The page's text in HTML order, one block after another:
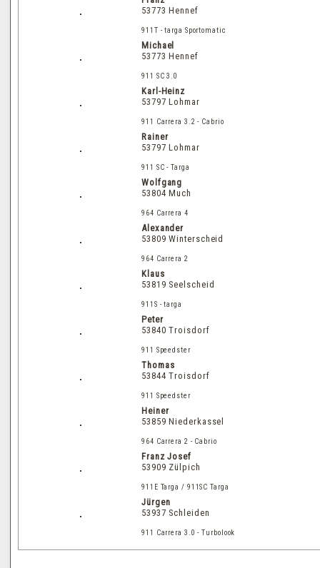
53773 Hennef
911T - targa Sportomatic
Michael
53773 Hennef
911 SC 3.0
Karl-Heinz
53797 Lohmar
911 Carrera 3.2 - Cabrio
Rainer
53797 Lohmar
911 SC - Targa
Wolfgang
53804 Much
964 Carrera 4
Alexander
53809 Winterscheid
964 Carrera 2
Klaus
53819 Seelscheid
911S - targa
Peter
53840 Troisdorf
911 Speedster
Thomas
53844 Troisdorf
911 Speedster
Heiner
53859 Niederkassel
964 Carrera 2 - Cabrio
Franz Josef
53909 Zülpich
911E Targa / 911SC Targa
Jürgen
53937 Schleiden
911 Carrera 3.0 - Turbolook